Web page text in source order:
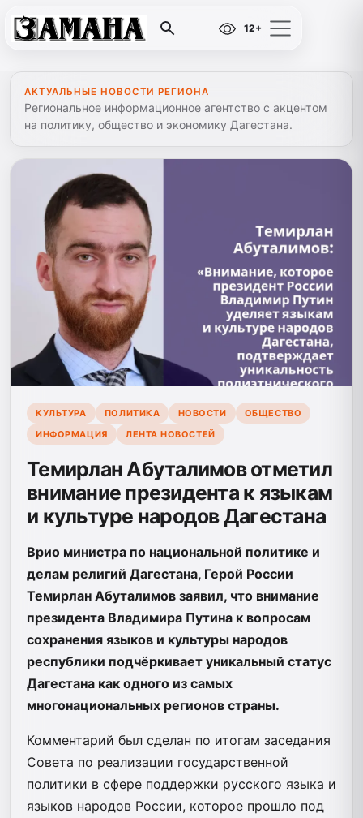
12+
АКТУАЛЬНЫЕ НОВОСТИ РЕГИОНА
Региональное информационное агентство с акцентом
на политику, общество и экономику Дагестана.
КУЛЬТУРА ПОЛИТИКА НОВОСТИ
ОБЩЕСТВО
ИНФОРМАЦИЯ
ЛЕНТА НОВОСТЕЙ
Темирлан Абуталимов отметил
внимание президента к языкам
и культуре народов Дагестана
Врио министра по национальной политике и
делам религий Дагестана, Герой России
Темирлан Абуталимов заявил, что внимание
президента Владимира Путина к вопросам
сохранения языков и культуры народов
республики подчёркивает уникальный статус
Дагестана как одного из самых
многонациональных регионов страны.
Комментарий был сделан по итогам заседания
Совета по реализации государственной
политики в сфере поддержки русского языка и
языков народов России, которое прошло под